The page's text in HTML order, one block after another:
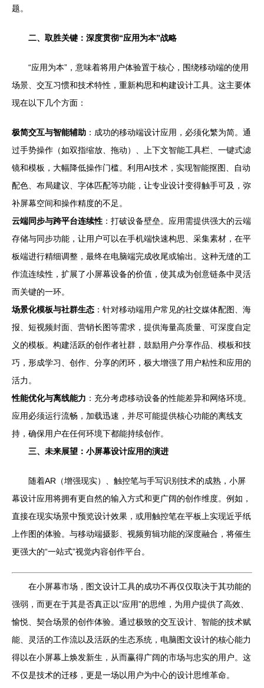
题。
二、取胜关键：深度贯彻“应用为本”战略
“应用为本”，意味着将用户体验置于核心，围绕移动端的使用
场景、交互习惯和技术特性，重新构思和构建设计工具。这主要体
现在以下几个方面：
极简交互与智能辅助 ：成功的移动端设计应用，必须化繁为简。通
过手势操作（如双指缩放、拖动）、上下文智能工具栏、一键式滤
镜和模板，大幅降低操作门槛。利用AI技术，实现智能抠图、自动
配色、布局建议、字体匹配等功能，让专业设计变得触手可及，弥
补屏幕空间和操作精度的不足。
云端同步与跨平台连续性 ：打破设备壁垒。应用需提供强大的云端
存储与同步功能，让用户可以在手机端快速构思、采集素材，在平
板端进行精细调整，最终在电脑端完成收尾或输出。这种无缝的工
作流连续性，扩展了小屏幕设备的价值，使其成为创意链条中灵活
而关键的一环。
场景化模板与社群生态 ：针对移动端用户常见的社交媒体配图、海
报、短视频封面、营销长图等需求，提供海量高质量、可深度自定
义的模板。构建活跃的创作者社群，鼓励用户分享作品、模板和技
巧，形成学习、创作、分享的闭环，极大增强了用户粘性和应用的
活力。
性能优化与离线能力 ：充分考虑移动设备的性能差异和网络环境。
应用必须运行流畅，加载迅速，并尽可能提供核心功能的离线支
持，确保用户在任何环境下都能持续创作。
三、未来展望：小屏幕设计应用的演进
随着AR（增强现实）、触控笔与手写识别技术的成熟，小屏
幕设计应用将拥有更自然的输入方式和更广阔的创作维度。例如，
直接在现实场景中预览设计效果，或用触控笔在平板上实现近乎纸
上作图的体验。与移动端摄影、视频剪辑功能的深度融合，将催生
更强大的“一站式”视觉内容创作平台。
在小屏幕市场，图文设计工具的成功不再仅仅取决于其功能的
强弱，而更在于其是否真正以“应用”的思维，为用户提供了高效、
愉悦、契合场景的创作体验。通过极致的交互设计、智能的技术赋
能、灵活的工作流以及活跃的生态系统，电脑图文设计的核心能力
得以在小屏幕上焕发新生，从而赢得广阔的市场与忠实的用户。这
不仅是技术的迁移，更是一场以用户为中心的设计思维革命。